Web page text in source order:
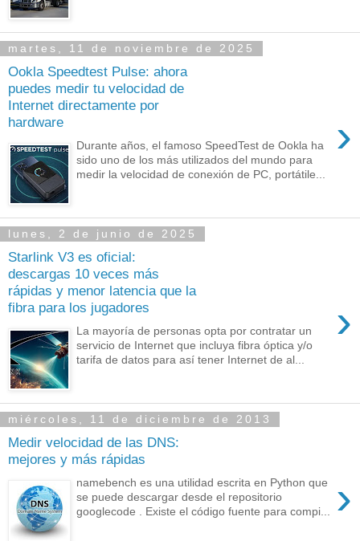
martes, 11 de noviembre de 2025
Ookla Speedtest Pulse: ahora
puedes medir tu velocidad de
Internet directamente por
hardware
›
Durante años, el famoso SpeedTest de Ookla ha
sido uno de los más utilizados del mundo para
medir la velocidad de conexión de PC, portátile...
lunes, 2 de junio de 2025
Starlink V3 es oficial:
descargas 10 veces más
rápidas y menor latencia que la
fibra para los jugadores
›
La mayoría de personas opta por contratar un
servicio de Internet que incluya fibra óptica y/o
tarifa de datos para así tener Internet de al...
miércoles, 11 de diciembre de 2013
Medir velocidad de las DNS:
mejores y más rápidas
›
namebench es una utilidad escrita en Python que
se puede descargar desde el repositorio
googlecode . Existe el código fuente para compi...